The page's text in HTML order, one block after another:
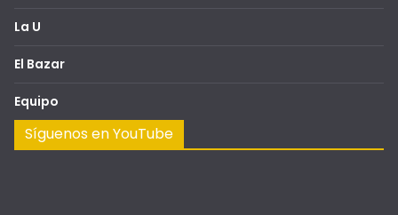
La U
El Bazar
Equipo
Síguenos en YouTube